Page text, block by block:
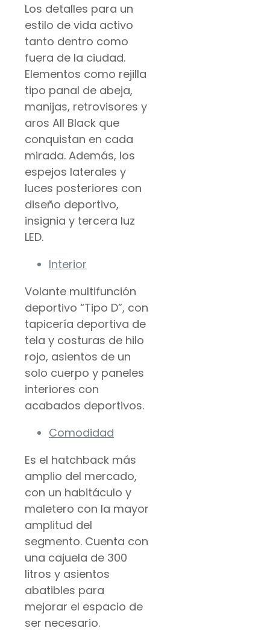
Los detalles para un
estilo de vida activo
tanto dentro como
fuera de la ciudad.
Elementos como rejilla
tipo panal de abeja,
manijas, retrovisores y
aros All Black que
conquistan en cada
mirada. Además, los
espejos laterales y
luces posteriores con
diseño deportivo,
insignia y tercera luz
LED.
Interior
Volante multifunción
deportivo “Tipo D”, con
tapicería deportiva de
tela y costuras de hilo
rojo, asientos de un
solo cuerpo y paneles
interiores con
acabados deportivos.
Comodidad
Es el hatchback más
amplio del mercado,
con un habitáculo y
maletero con la mayor
amplitud del
segmento. Cuenta con
una cajuela de 300
litros y asientos
abatibles para
mejorar el espacio de
ser necesario.